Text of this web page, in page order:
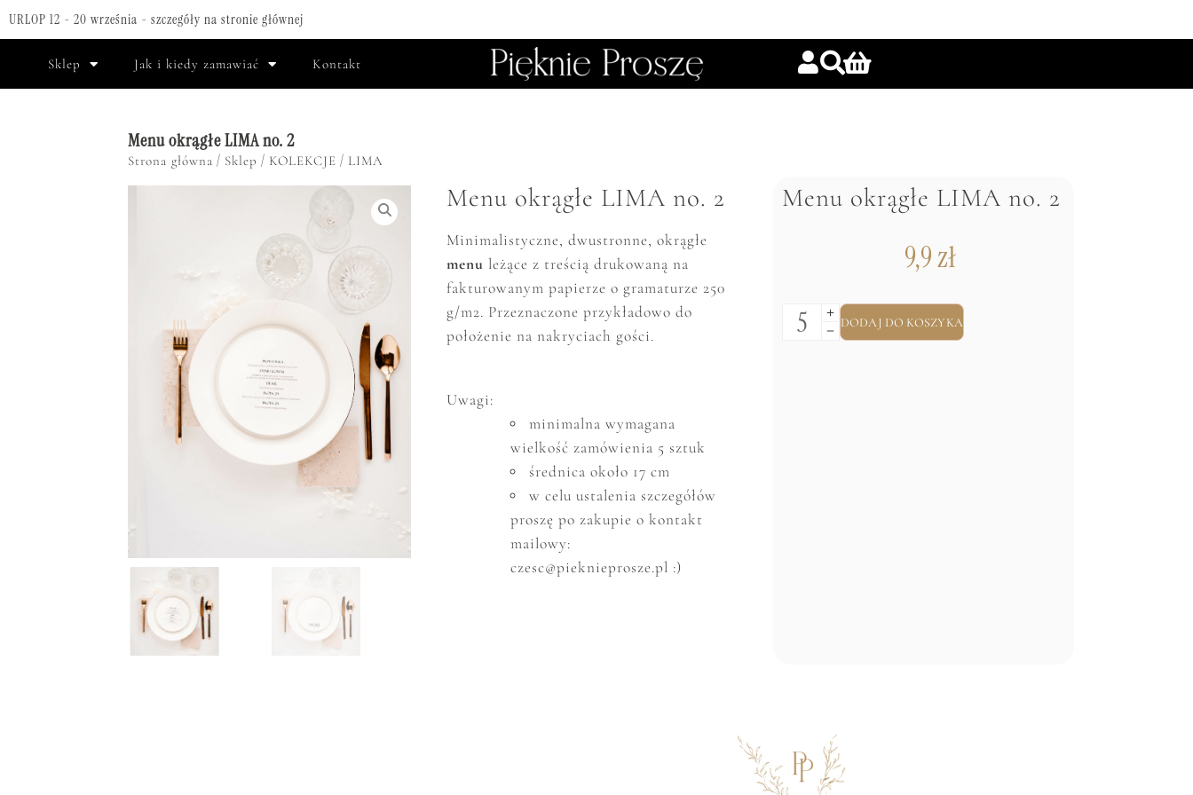
URLOP 12 - 20 września - szczegóły na stronie głównej
Sklep Jak i kiedy zamawiać Kontakt
Menu okrągłe LIMA no. 2
Strona główna / Sklep / KOLEKCJE / LIMA
Menu okrągłe LIMA no. 2
Minimalistyczne, dwustronne, okrągłe
menu leżące z treścią drukowaną na
fakturowanym papierze o gramaturze 250
g/m2. Przeznaczone przykładowo do
położenie na nakryciach gości.
Uwagi:
minimalna wymagana
wielkość zamówienia 5 sztuk
średnica około 17 cm
w celu ustalenia szczegółów
proszę po zakupie o kontakt
mailowy:
czesc@pieknieprosze.pl :)
Menu okrągłe LIMA no. 2
9,9zł
DODAJ DO KOSZYKA